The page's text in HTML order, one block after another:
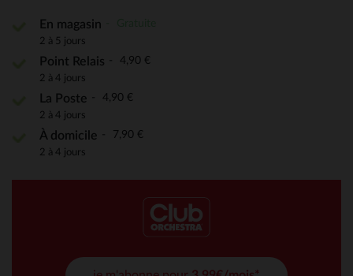
En magasin
2 à 5 jours
Point Relais 4,90 €
2 à 4 jours
La Poste 4,90 €
2 à 4 jours
À domicile 7,90 €
2 à 4 jours